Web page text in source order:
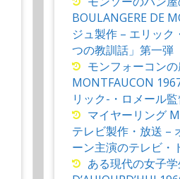
BOULANGERE DE
ジュ製作 – エリッ
つの教訓話」第一弾
モンフォーコンの
MONTFAUCON
リック-・ロメール
マイヤーリング
テレビ製作・放送 –
ーン主演のテレビ・
ある現代の女子